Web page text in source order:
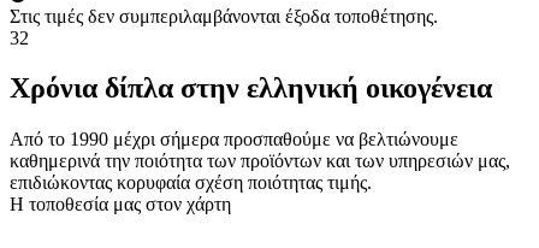
Στις τιμές δεν συμπεριλαμβάνονται έξοδα τοποθέτησης.
32
Χρόνια δίπλα στην ελληνική οικογένεια
Από το 1990 μέχρι σήμερα προσπαθούμε να βελτιώνουμε
καθημερινά την ποιότητα των προϊόντων και των υπηρεσιών μας,
επιδιώκοντας κορυφαία σχέση ποιότητας τιμής.
Η τοποθεσία μας στον χάρτη